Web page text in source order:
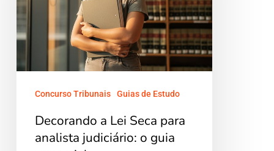
para
analista
judiciário:
o
guiaConcurso Tribunais Guias de Estudo
Decorando a Lei Seca para
analista judiciário: o guia